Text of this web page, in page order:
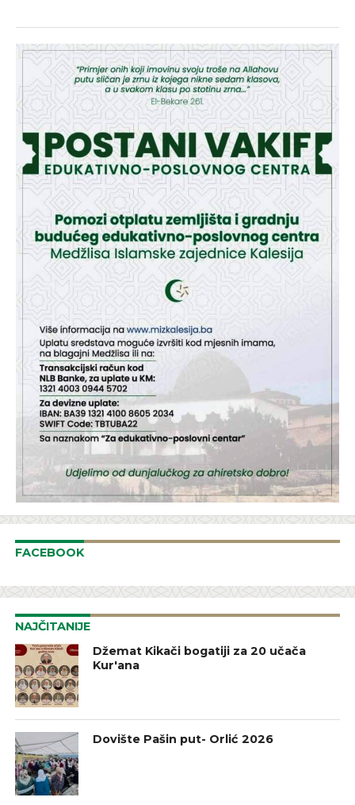
FACEBOOK
NAJČITANIJE
Džemat Kikači bogatiji za 20 učača
Kur'ana
Dovište Pašin put- Orlić 2026